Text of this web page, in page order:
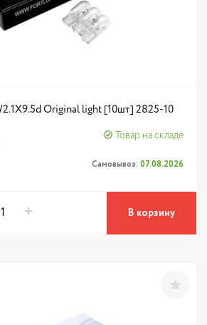
Original light [10шт] 2825-10
Товар на складе
Самовывоз: 07.08.2026
В корзину